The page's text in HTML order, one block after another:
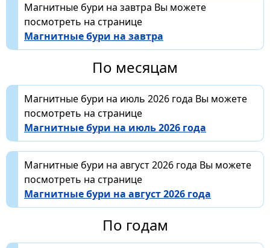
Магнитные бури на завтра Вы можете
посмотреть на странице
Магнитные бури на завтра
По месяцам
Магнитные бури на июль 2026 года Вы можете
посмотреть на странице
Магнитные бури на июль 2026 года
Магнитные бури на август 2026 года Вы можете
посмотреть на странице
Магнитные бури на август 2026 года
По годам